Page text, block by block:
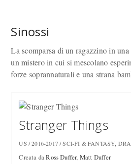
Sinossi
La scomparsa di un ragazzino in
un mistero in cui si mescolano
forze soprannaturali e una strana
Stranger Things
US / 2016-2017 / SCI-FI & FANTASY,
Creata daRoss Duffer, Matt Duffer